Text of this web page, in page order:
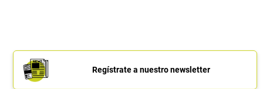
Regístrate a nuestro newsletter